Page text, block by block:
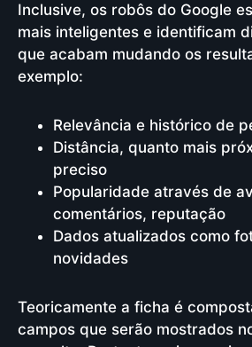
Inclusive, os robôs do Google
mais inteligentes e identificam
que acabam mudando os
exemplo:
Relevância e histórico de
Distância, quanto mais
preciso
Popularidade através de
comentários, reputação
Dados atualizados como
novidades
Teoricamente a ficha é
campos que serão mostrados